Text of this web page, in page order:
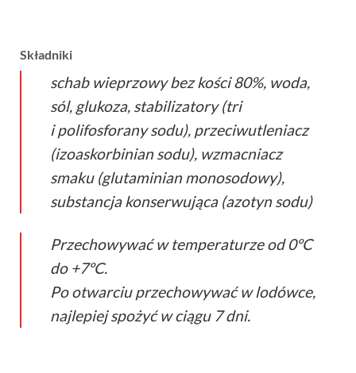
Składniki
schab wieprzowy bez kości 80%, woda,
sól, glukoza, stabilizatory (tri
i polifosforany sodu), przeciwutleniacz
(izoaskorbinian sodu), wzmacniacz
smaku (glutaminian monosodowy),
substancja konserwująca (azotyn sodu)
Przechowywać w temperaturze od 0ºC
do +7ºC.
Po otwarciu przechowywać w lodówce,
najlepiej spożyć w ciągu 7 dni.